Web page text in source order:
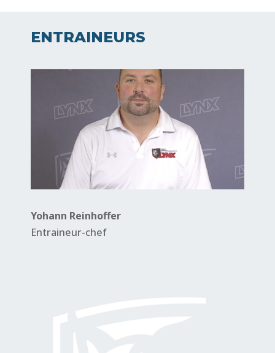
ENTRAINEURS
Yohann Reinhoffer
Entraineur-chef